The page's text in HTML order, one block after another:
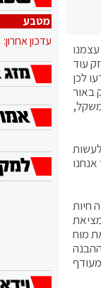
עוד
לכן
רק באור
משקל,
חיות
מוח
מטבע
עדכון אחרון: